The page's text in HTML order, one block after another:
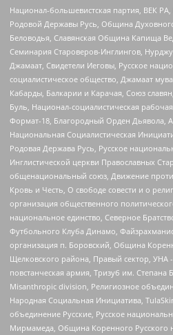
Национал-большевистская партия, ВЕК
Родовой Державы Русь, Община
Беловодья, Славянская Община Капища
Семинария Староверов-Инглингов,
Джамаат, Свидетели Иеговы, Русское
социалистическое общество, Джамаат
Кабарды, Балкарии и Карачая, Союз
Буль, Национал-социалистическая
Формат-18, Благородный Орден Дьявола,
Национальная Социалистическая
Родовая Держава Русь, Русское
Инглистической церкви Православных
общенациональный союз, Движение
Кровь и Честь, О свободе совести и о
организация общественного
национальное единство, Северное
Футбольного Клуба Динамо,
организация п. Боровский, Община
Щелковского района, Правый сектор, УНА
повстанческая армия, Тризуб им. Степана
Misanthropic division, Религиозное
Народная Социальная Инициатива,
объединение Русские, Русское
Мирмамеда, Община Коренного Русского